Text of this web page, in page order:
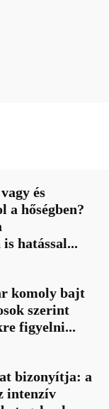
és
a hőségben?
hatással...
komoly bajt
szerint
figyelni...
bizonyítja: a
intenzív